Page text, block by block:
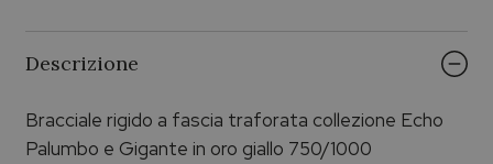
Descrizione
Bracciale rigido a fascia traforata collezione Echo
Palumbo e Gigante in oro giallo 750/1000